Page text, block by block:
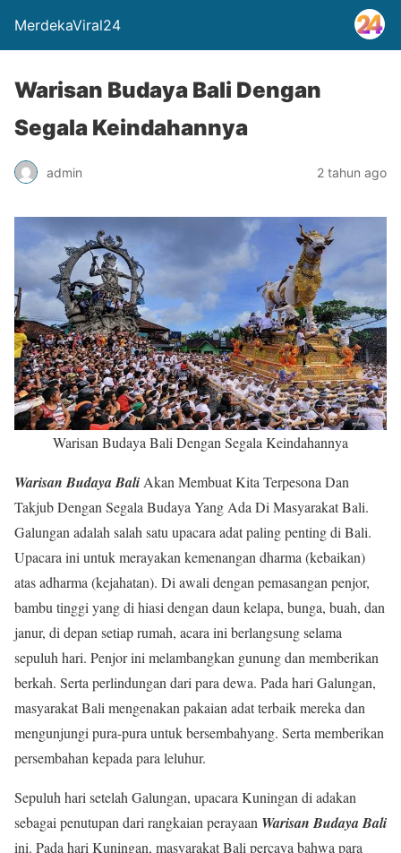
MerdekaViral24
Warisan Budaya Bali Dengan
Segala Keindahannya
admin 2 tahun ago
Warisan Budaya Bali Dengan Segala Keindahannya
Warisan Budaya Bali Akan Membuat Kita Terpesona Dan
Takjub Dengan Segala Budaya Yang Ada Di Masyarakat Bali.
Galungan adalah salah satu upacara adat paling penting di Bali.
Upacara ini untuk merayakan kemenangan dharma (kebaikan)
atas adharma (kejahatan). Di awali dengan pemasangan penjor,
bambu tinggi yang di hiasi dengan daun kelapa, bunga, buah, dan
janur, di depan setiap rumah, acara ini berlangsung selama
sepuluh hari. Penjor ini melambangkan gunung dan memberikan
berkah. Serta perlindungan dari para dewa. Pada hari Galungan,
masyarakat Bali mengenakan pakaian adat terbaik mereka dan
mengunjungi pura-pura untuk bersembahyang. Serta memberikan
persembahan kepada para leluhur.
Sepuluh hari setelah Galungan, upacara Kuningan di adakan
sebagai penutupan dari rangkaian perayaan Warisan Budaya Bali
ini. Pada hari Kuningan, masyarakat Bali percaya bahwa para